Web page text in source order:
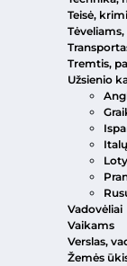
Teisė,
Tremtis,
Užsienio
Vadovėliai
Vaikams
Verslas,
Žemės